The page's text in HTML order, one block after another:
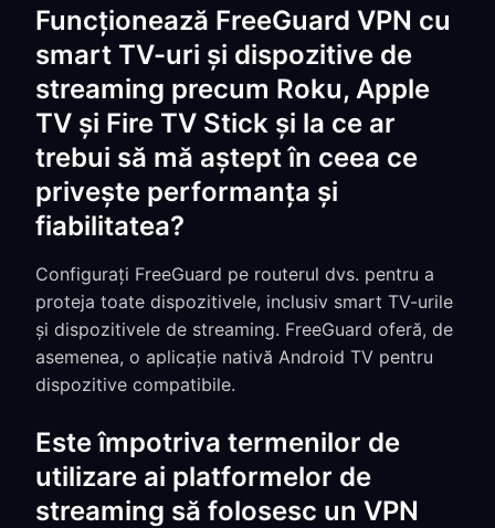
Funcționează FreeGuard VPN cu
smart TV-uri și dispozitive de
streaming precum Roku, Apple
TV și Fire TV Stick și la ce ar
trebui să mă aștept în ceea ce
privește performanța și
fiabilitatea?
Configurați FreeGuard pe routerul dvs. pentru a
proteja toate dispozitivele, inclusiv smart TV-urile
și dispozitivele de streaming. FreeGuard oferă, de
asemenea, o aplicație nativă Android TV pentru
dispozitive compatibile.
Este împotriva termenilor de
utilizare ai platformelor de
streaming să folosesc un VPN